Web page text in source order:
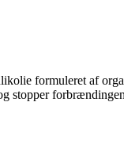
formuleret af
stopper